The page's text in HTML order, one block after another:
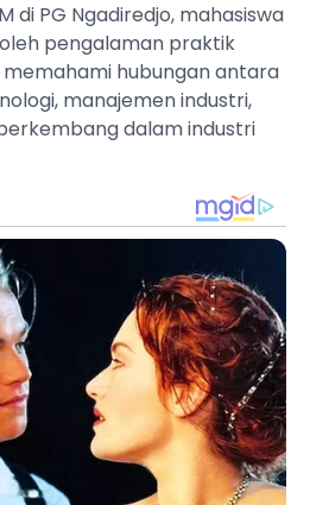
di PG Ngadiredjo, mahasiswa
pengalaman praktik
hubungan antara
manajemen industri,
dalam industri